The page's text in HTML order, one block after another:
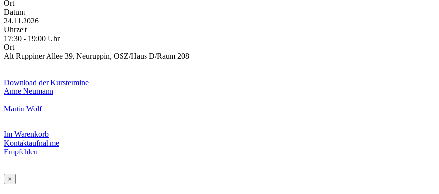
Ort
Datum
24.11.2026
Uhrzeit
17:30 - 19:00 Uhr
Ort
Alt Ruppiner Allee 39, Neuruppin, OSZ/Haus D/Raum 208
Download der Kurstermine
Anne Neumann
Martin Wolf
Im Warenkorb
Kontaktaufnahme
Empfehlen
×